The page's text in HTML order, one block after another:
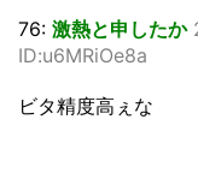
76: 激熱と申したか
ID:u6MRiOe8a
ビタ精度高ぇな